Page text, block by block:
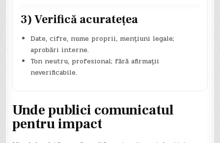
3) Verifică acuratețea
Date, cifre, nume proprii, mențiuni legale;
aprobări interne.
Ton neutru, profesional; fără afirmații
neverificabile.
Unde publici comunicatul
pentru impact